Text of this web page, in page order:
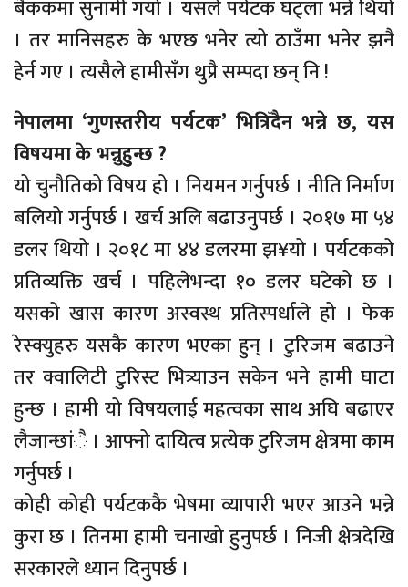
बैंककमा सुनामी गयो । यसले पर्यटक घट्ला भन्ने थियो
। तर मानिसहरु के भएछ भनेर त्यो ठाउँमा भनेर झनै
हेर्न गए । त्यसैले हामीसँग थुप्रै सम्पदा छन् नि !
नेपालमा ‘गुणस्तरीय पर्यटक’ भित्रिँदैन भन्ने छ, यस
विषयमा के भन्नुहुुन्छ ?
यो चुनौतिको विषय हो । नियमन गर्नुपर्छ । नीति निर्माण
बलियो गर्नुपर्छ । खर्च अलि बढाउनुपर्छ । २०१७ मा ५४
डलर थियो । २०१८ मा ४४ डलरमा झ¥यो । पर्यटकको
प्रतिव्यक्ति खर्च । पहिलेभन्दा १० डलर घटेको छ ।
यसको खास कारण अस्वस्थ प्रतिस्पर्धाले हो । फेक
रेस्क्युहरु यसकै कारण भएका हुन् । टुरिजम बढाउने
तर क्वालिटी टुरिस्ट भित्र्याउन सकेन भने हामी घाटा
हुन्छ । हामी यो विषयलाई महत्वका साथ अघि बढाएर
लैजान्छांै । आफ्नो दायित्व प्रत्येक टुरिजम क्षेत्रमा काम
गर्नुपर्छ ।
कोही कोही पर्यटककै भेषमा व्यापारी भएर आउने भन्ने
कुरा छ । तिनमा हामी चनाखो हुनुपर्छ । निजी क्षेत्रदेखि
सरकारले ध्यान दिनुपर्छ ।